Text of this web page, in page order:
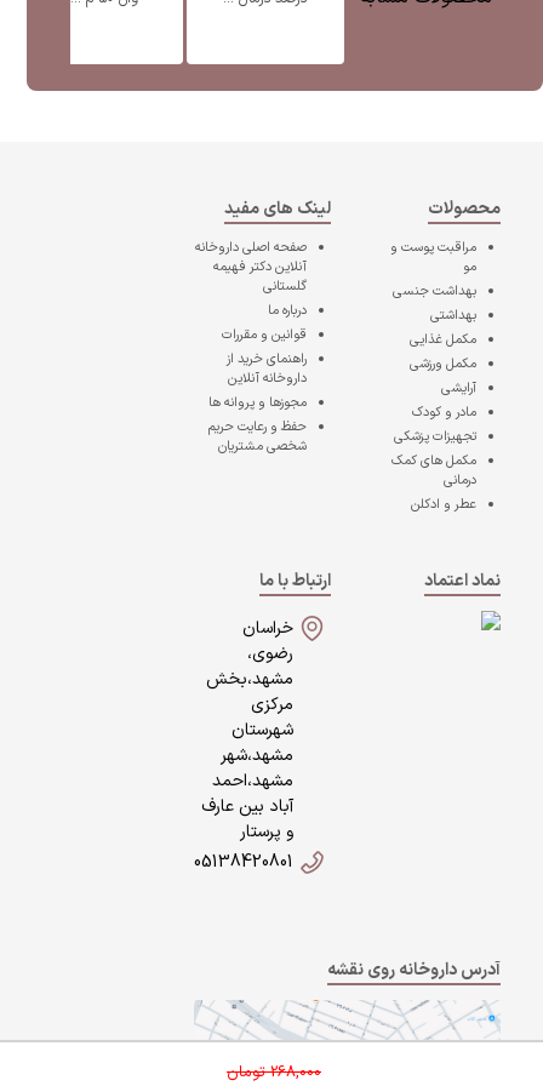
268,000 تومان
محصولات
مراقبت پوست و
مو
بهداشت جنسی
بهداشتی
مکمل غذایی
مکمل ورزشی
آرایشی
مادر و کودک
تجهیزات پزشکی
مکمل های کمک
درمانی
عطر و ادکلن
لینک های مفید
صفحه اصلیداروخانه
آنلاین دکتر فهیمه
گلستانی
درباره ما
قوانین و مقررات
راهنمای خرید از
داروخانه آنلاین
مجوزها و پروانه ها
حفظ و رعایت حریم
شخصی مشتریان
نماد اعتماد
ارتباط با ما
خراسان
رضوی،
مشهد،بخش
مرکزی
شهرستان
مشهد،شهر
مشهد،احمد
آباد بین عارف
و پرستار
05138420801
آدرس داروخانه روی نقشه